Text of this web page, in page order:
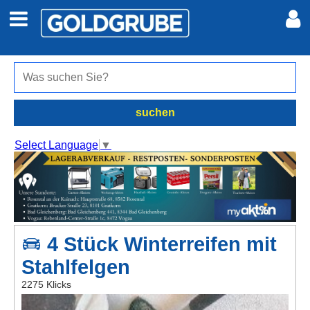
Auto + Motor
Jobs
Marktplatz
Erotik
Auktionen
jetzt inserieren
Meine Inserate
Anmelden
suchen
Select Language ▼
4 Stück Winterreifen mit
Stahlfelgen
2275 Klicks